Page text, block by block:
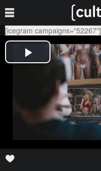
[icegram campaigns="52267"]